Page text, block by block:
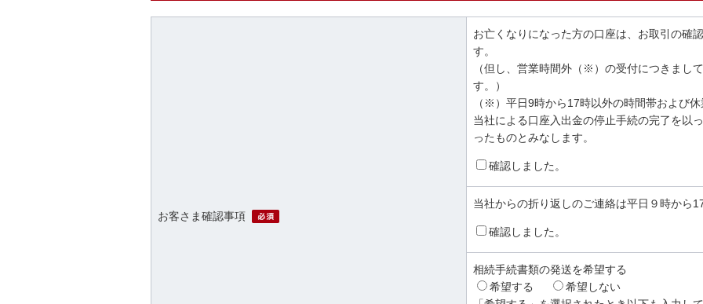
お客さま確認事項
お亡くなりになった方の口座は、お取引の確
す。
（但し、営業時間外（※）の受付につきまし
す。）
（※）平日9時から17時以外の時間帯および
当社による口座入出金の停止手続の完了を以
ったものとみなします。
確認しました。
当社からの折り返しのご連絡は平日９時から
確認しました。
相続手続書類の発送を希望する
希望する
希望しない